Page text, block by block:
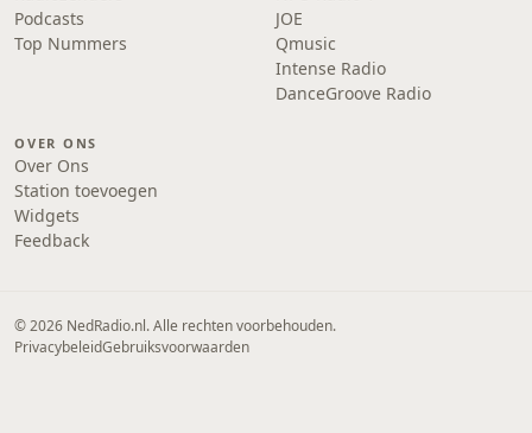
Podcasts
Top Nummers
JOE
Qmusic
Intense Radio
DanceGroove Radio
OVER ONS
Over Ons
Station toevoegen
Widgets
Feedback
© 2026 NedRadio.nl. Alle rechten voorbehouden.
PrivacybeleidGebruiksvoorwaarden